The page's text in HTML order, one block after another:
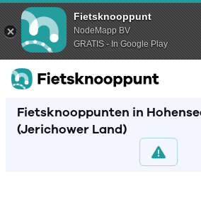
Fietsknooppunt
NodeMapp BV
GRATIS - In Google Play
Fietsknooppunten in
(Jerichower Land)